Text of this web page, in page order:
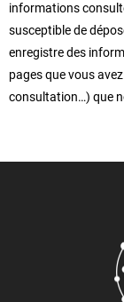
informations
susceptible de
enregistre des
pages que vous
consultation…) que